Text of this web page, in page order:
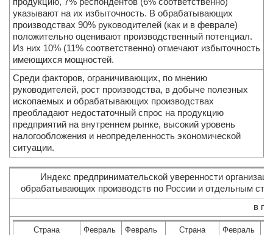
указывают на их избыточность. В обрабатывающих
производствах 90% руководителей (как и в феврале)
положительно оценивают производственный потенциал.
Из них 10% (11% соответственно) отмечают избыточность
имеющихся мощностей.
Среди факторов, ограничивающих, по мнению
руководителей, рост производства, в добыче полезных
ископаемых и обрабатывающих производствах
преобладают недостаточный спрос на продукцию
предприятий на внутреннем рынке, высокий уровень
налогообложения и неопределенность экономической
ситуации.
Индекс предпринимательской уверенности
обрабатывающих производств по России и отдельным
в
Страна
Февраль
Февраль
Страна
Февраль